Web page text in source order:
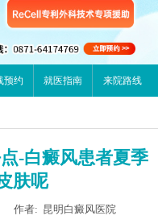
预约 就医指南 来院路线
-白癜风患者夏季
肤呢
作者: 昆明白癜风医院